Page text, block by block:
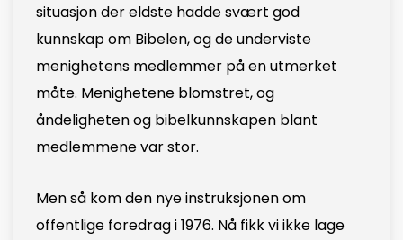
situasjon der eldste hadde svært god
kunnskap om Bibelen, og de underviste
menighetens medlemmer på en utmerket
måte. Menighetene blomstret, og
åndeligheten og bibelkunnskapen blant
medlemmene var stor.
Men så kom den nye instruksjonen om
offentlige foredrag i 1976. Nå fikk vi ikke lage